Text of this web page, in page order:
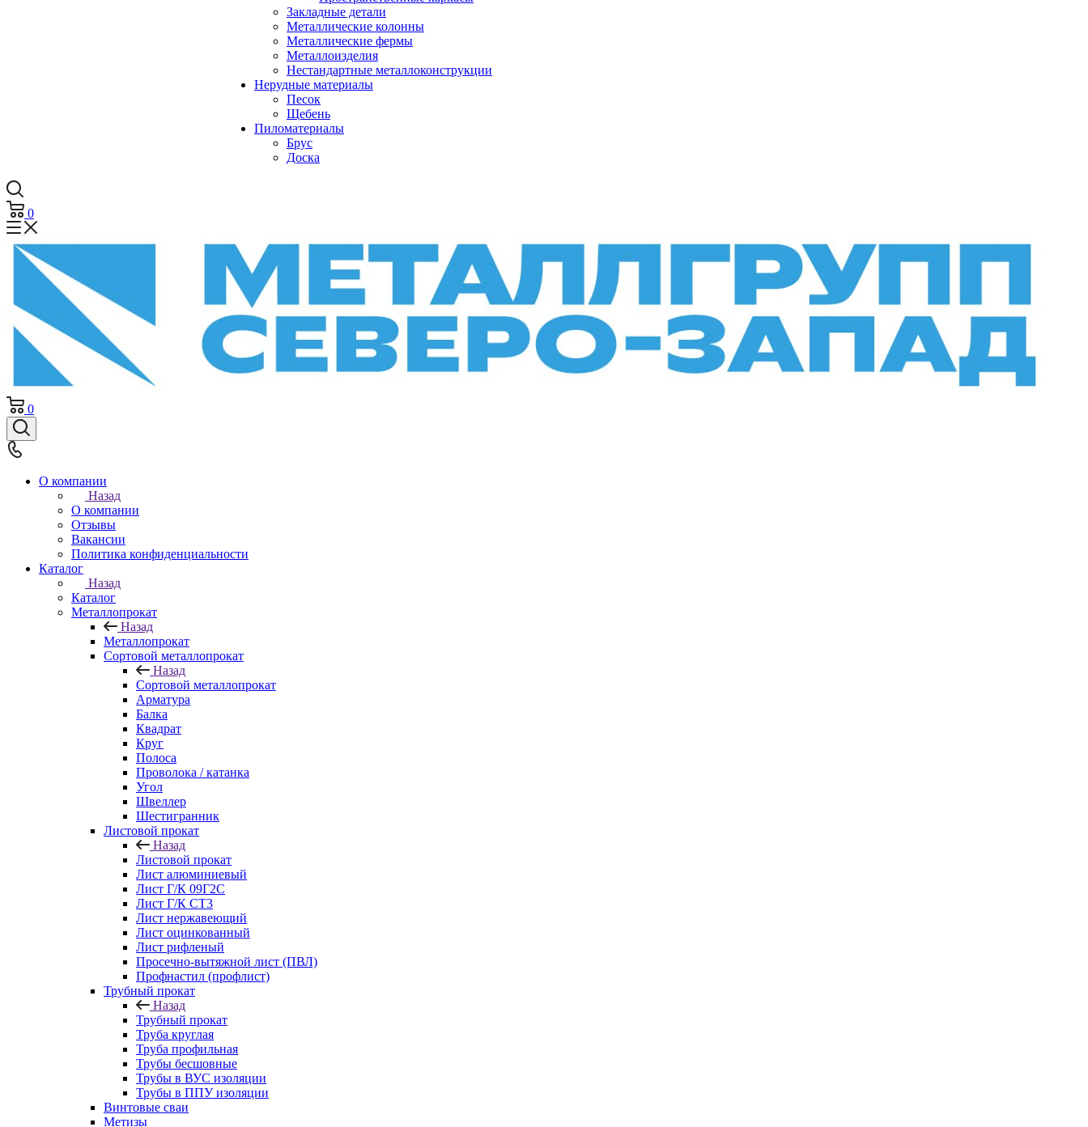
Закладные детали
Металлические колонны
Металлические фермы
Металлоизделия
Нестандартные металлоконструкции
Нерудные материалы
Песок
Щебень
Пиломатериалы
Брус
Доска
0
0
О компании
Назад
О компании
Отзывы
Вакансии
Политика конфиденциальности
Каталог
Назад
Каталог
Металлопрокат
Назад
Металлопрокат
Сортовой металлопрокат
Назад
Сортовой металлопрокат
Арматура
Балка
Квадрат
Круг
Полоса
Проволока / катанка
Угол
Швеллер
Шестигранник
Листовой прокат
Назад
Листовой прокат
Лист алюминиевый
Лист Г/К 09Г2С
Лист Г/К СТ3
Лист нержавеющий
Лист оцинкованный
Лист рифленый
Просечно-вытяжной лист (ПВЛ)
Профнастил (профлист)
Трубный прокат
Назад
Трубный прокат
Труба круглая
Труба профильная
Трубы бесшовные
Трубы в ВУС изоляции
Трубы в ППУ изоляции
Винтовые сваи
Метизы